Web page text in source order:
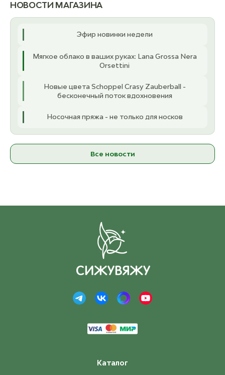
6.50 мм
2 210 ₽
ост. 2
9.00 мм
2 330 ₽
ост. 3
НОВОСТИ МАГАЗИНА
Эфир новинки недели
Мягкое облако в ваших руках: Lana Grossa Nera
Orsettini
Новые цвета Schoppel Crasy Zauberball -
бесконечный поток вдохновения
Носочная пряжа - не только для носков
Все новости
Каталог